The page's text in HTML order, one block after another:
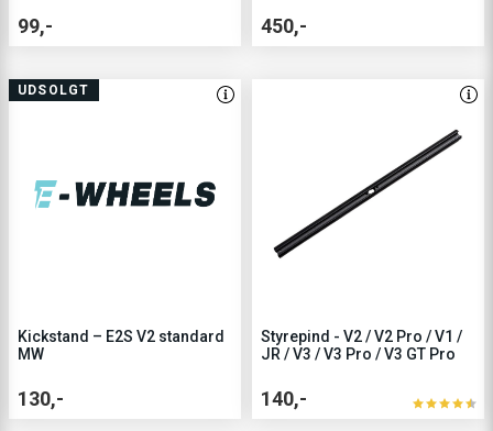
99,- 450,-
UDSOLGT
Kickstand – E2S V2 standard
MW
130,-
Styrepind - V2 / V2 Pro / V1 /
JR / V3 / V3 Pro / V3 GT Pro
140,-